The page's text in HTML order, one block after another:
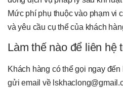
Mức phí phụ thuộc vào phạm vi
và yêu cầu cụ thể của khách
Làm thế nào để liên hệ
Khách hàng có thể gọi ngay
gửi email về